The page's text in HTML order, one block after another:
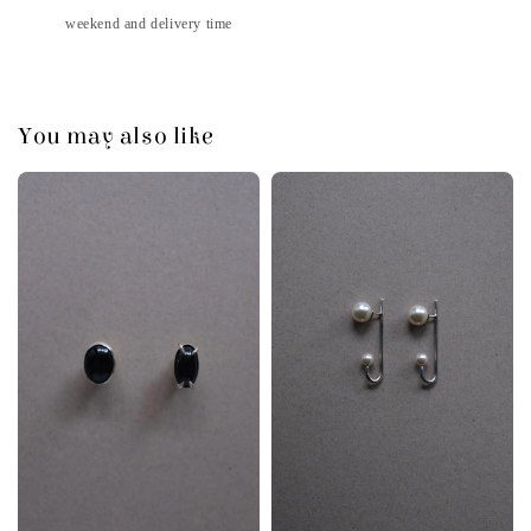
weekend and delivery time
You may also like